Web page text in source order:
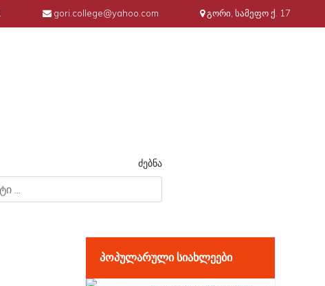
gori.college@yahoo.com გორი, სამეფო ქ. 17
ძებნა
ᲞᲝᲞᲣᲚᲐᲠᲣᲚᲘ ᲡᲘᲐᲮᲚᲔᲔᲑᲘ